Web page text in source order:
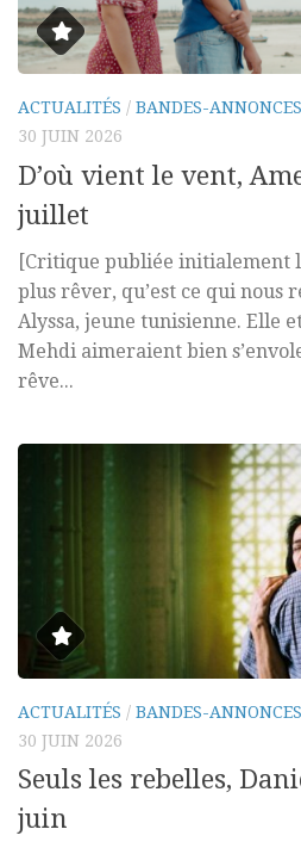
ACTUALITÉS / BANDES-ANNONCES
30 JUIN 2026
D’où vient le vent,
juillet
[Critique publiée initialement
plus rêver, qu’est ce qui nous
Alyssa, jeune tunisienne. Elle
Mehdi aimeraient bien
rêve...
ACTUALITÉS / BANDES-ANNONCES
30 JUIN 2026
Seuls les rebelles,
juin